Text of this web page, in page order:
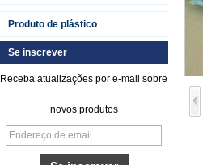
Produto de plástico
Se inscrever
Receba atualizações por e-mail sobre
novos produtos
Folha de FRP de
plástico reforçado